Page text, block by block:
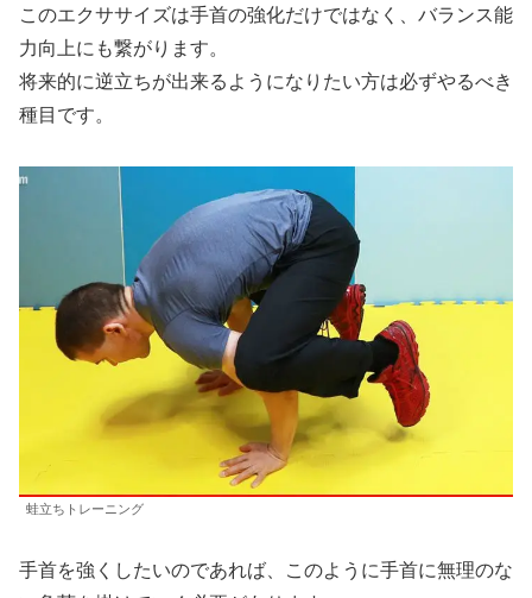
このエクササイズは手首の強化だけではなく、バランス能
力向上にも繋がります。
将来的に逆立ちが出来るようになりたい方は必ずやるべき
種目です。
蛙立ちトレーニング
手首を強くしたいのであれば、このように手首に無理のな